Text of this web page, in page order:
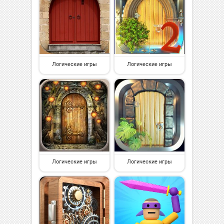
Логические игры Логические игры
Логические игры Логические игры